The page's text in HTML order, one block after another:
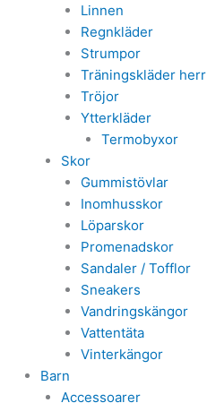
Linnen
Regnkläder
Strumpor
Träningskläder herr
Tröjor
Ytterkläder
Termobyxor
Skor
Gummistövlar
Inomhusskor
Löparskor
Promenadskor
Sandaler / Tofflor
Sneakers
Vandringskängor
Vattentäta
Vinterkängor
Barn
Accessoarer